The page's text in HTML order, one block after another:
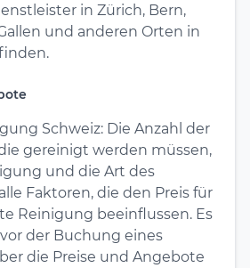
in Zürich, Bern,
und anderen Orten in
Schweiz: Die Anzahl der
gereinigt werden müssen,
und die Art des
Faktoren, die den Preis für
Reinigung beeinflussen. Es
der Buchung eines
die Preise und Angebote